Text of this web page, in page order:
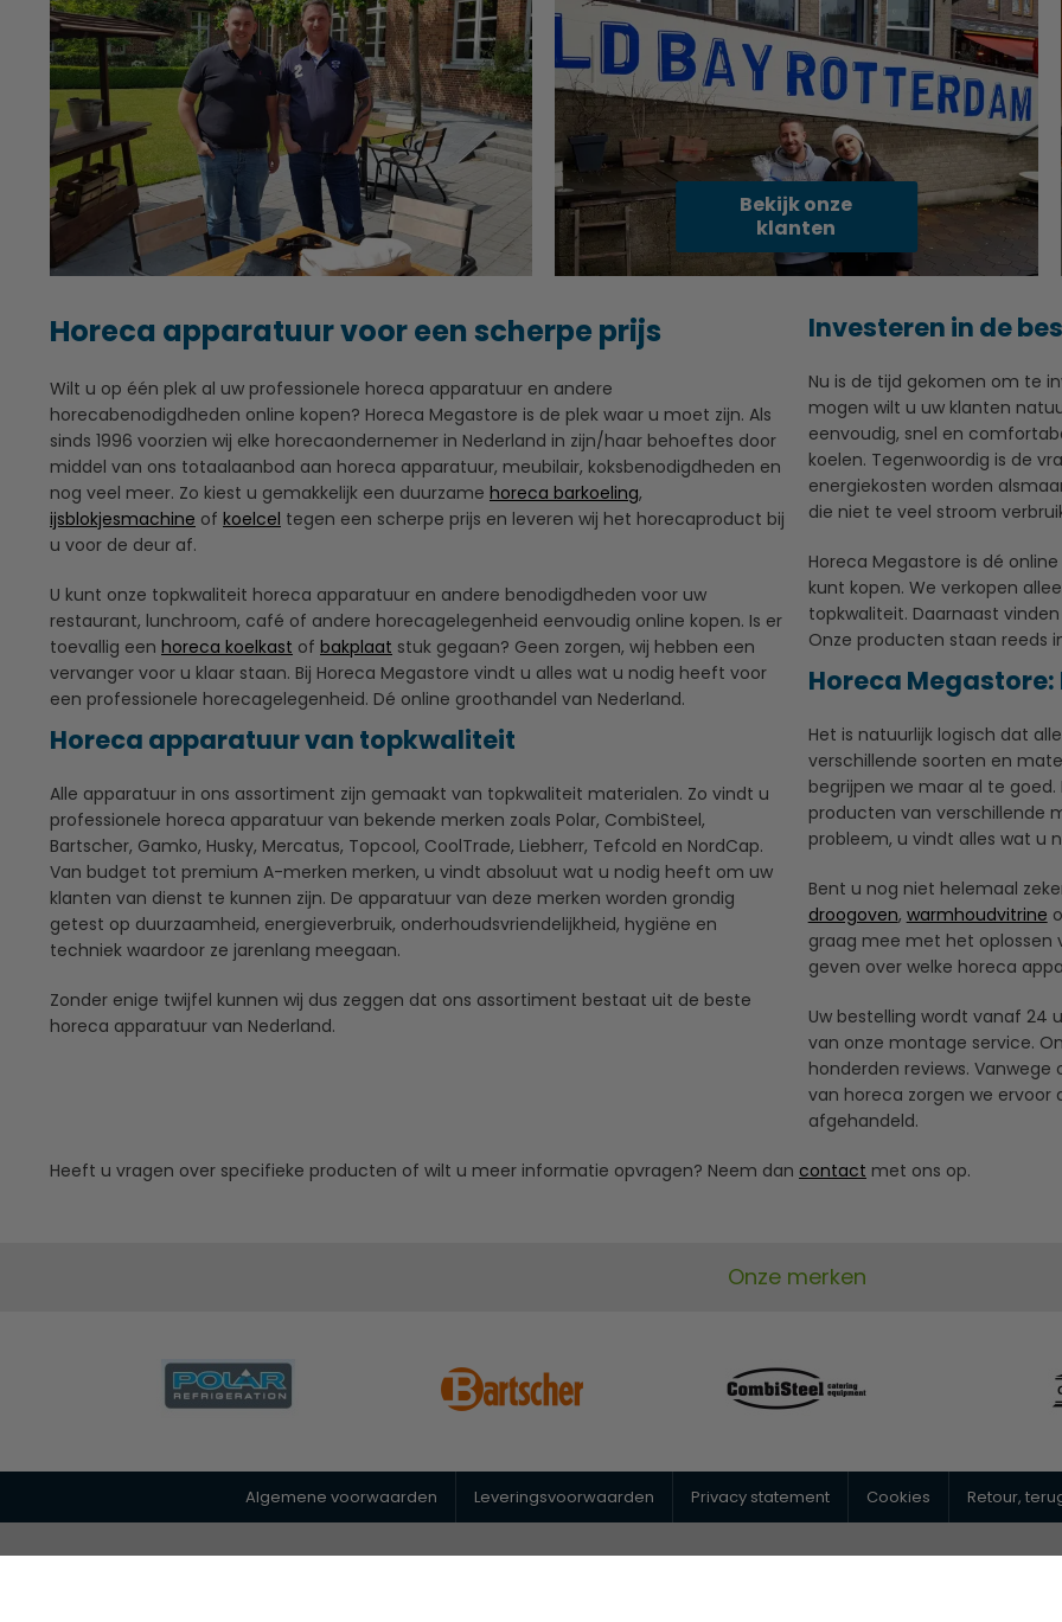
Bekijk onze
klanten
Horeca apparatuur voor een scherpe prijs
Wilt u op één plek al uw professionele horeca apparatuur en andere
horecabenodigdheden online kopen? Horeca Megastore is de plek waar u moet zijn. Als
sinds 1996 voorzien wij elke horecaondernemer in Nederland in zijn/haar behoeftes door
middel van ons totaalaanbod aan horeca apparatuur, meubilair, koksbenodigdheden en
nog veel meer. Zo kiest u gemakkelijk een duurzame horeca barkoeling,
ijsblokjesmachine of koelcel tegen een scherpe prijs en leveren wij het horecaproduct bij
u voor de deur af.
U kunt onze topkwaliteit horeca apparatuur en andere benodigdheden voor uw
restaurant, lunchroom, café of andere horecagelegenheid eenvoudig online kopen. Is er
toevallig een horeca koelkast of bakplaat stuk gegaan? Geen zorgen, wij hebben een
vervanger voor u klaar staan. Bij Horeca Megastore vindt u alles wat u nodig heeft voor
een professionele horecagelegenheid. Dé online groothandel van Nederland.
Horeca apparatuur van topkwaliteit
Alle apparatuur in ons assortiment zijn gemaakt van topkwaliteit materialen. Zo vindt u
professionele horeca apparatuur van bekende merken zoals Polar, CombiSteel,
Bartscher, Gamko, Husky, Mercatus, Topcool, CoolTrade, Liebherr, Tefcold en NordCap.
Van budget tot premium A-merken merken, u vindt absoluut wat u nodig heeft om uw
klanten van dienst te kunnen zijn. De apparatuur van deze merken worden grondig
getest op duurzaamheid, energieverbruik, onderhoudsvriendelijkheid, hygiëne en
techniek waardoor ze jarenlang meegaan.
Zonder enige twijfel kunnen wij dus zeggen dat ons assortiment bestaat uit de beste
horeca apparatuur van Nederland.
Investeren in de
Nu is de tijd gekomen om te
mogen wilt u uw klanten
eenvoudig, snel en
koelen. Tegenwoordig is de
energiekosten worden
die niet te veel stroom
Horeca Megastore is dé
kunt kopen. We verkopen
topkwaliteit. Daarnaast
Onze producten staan reeds
Horeca
Het is natuurlijk logisch dat
verschillende soorten en
begrijpen we maar al te
producten van verschillende
probleem, u vindt alles wat u
Bent u nog niet helemaal
droogoven, warmhoudvitrine
graag mee met het oplossen
geven over welke horeca
Uw bestelling wordt vanaf 24
van onze montage service.
honderden reviews.
van horeca zorgen we ervoor
afgehandeld.
Heeft u vragen over specifieke producten of wilt u meer informatie opvragen? Neem dan contact met ons op.
Onze merken
Algemene voorwaarden Leveringsvoorwaarden Privacy statement Cookies Retour,